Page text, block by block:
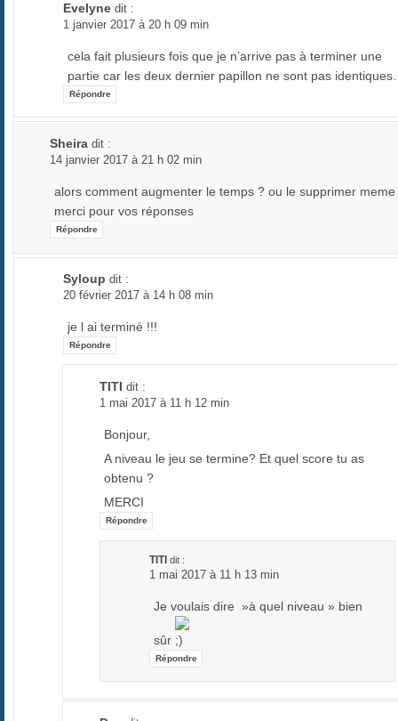
Evelyne dit :
1 janvier 2017 à 20 h 09 min
cela fait plusieurs fois que je n’arrive pas à terminer une
partie car les deux dernier papillon ne sont pas
Répondre
Sheira dit :
14 janvier 2017 à 21 h 02 min
alors comment augmenter le temps ? ou le supprimer meme
merci pour vos réponses
Répondre
Syloup dit :
20 février 2017 à 14 h 08 min
je l ai terminé !!!
Répondre
TITI dit :
1 mai 2017 à 11 h 12 min
Bonjour,
A niveau le jeu se termine? Et quel score tu as
obtenu ?
MERCI
Répondre
TITI dit :
1 mai 2017 à 11 h 13 min
Je voulais dire »à quel niveau » bien
sûr
Répondre